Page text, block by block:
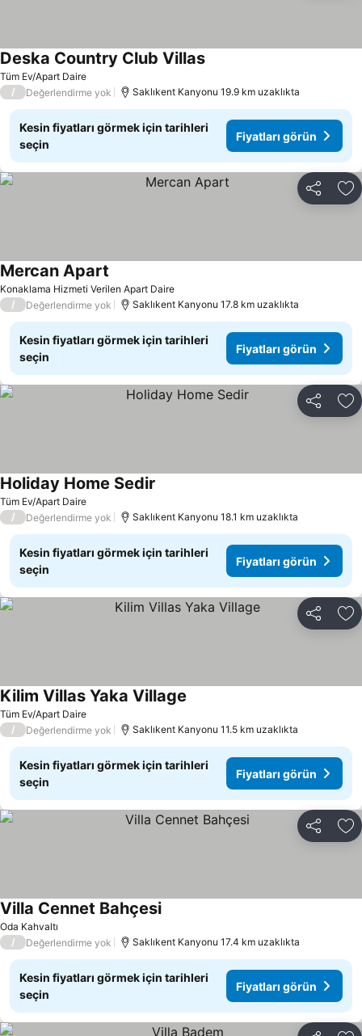
Tüm Ev/Apart Daire
Deska Country Club VillasFiyatları görün
/ Değerlendirme yok Saklıkent Kanyonu 19.9 km uzaklıkta
Kesin fiyatları görmek için tarihleri
seçin
Fiyatları görün
Paylaş
Konaklama Hizmeti Verilen Apart Daire
Mercan Apart
/ Değerlendirme yok Saklıkent Kanyonu 17.8 km uzaklıkta
Kesin fiyatları görmek için tarihleri
seçin
Fiyatları görün
Paylaş
Tüm Ev/Apart Daire
Holiday Home Sedir
/ Değerlendirme yok Saklıkent Kanyonu 18.1 km uzaklıkta
Kesin fiyatları görmek için tarihleri
seçin
Fiyatları görün
Paylaş
Tüm Ev/Apart Daire
Kilim Villas Yaka Village
/ Değerlendirme yok Saklıkent Kanyonu 11.5 km uzaklıkta
Kesin fiyatları görmek için tarihleri
seçin
Fiyatları görün
Paylaş
Oda Kahvaltı
Villa Cennet BahçesiFiyatları görün
/ Değerlendirme yok Saklıkent Kanyonu 17.4 km uzaklıkta
Kesin fiyatları görmek için tarihleri
seçin
Fiyatları görün